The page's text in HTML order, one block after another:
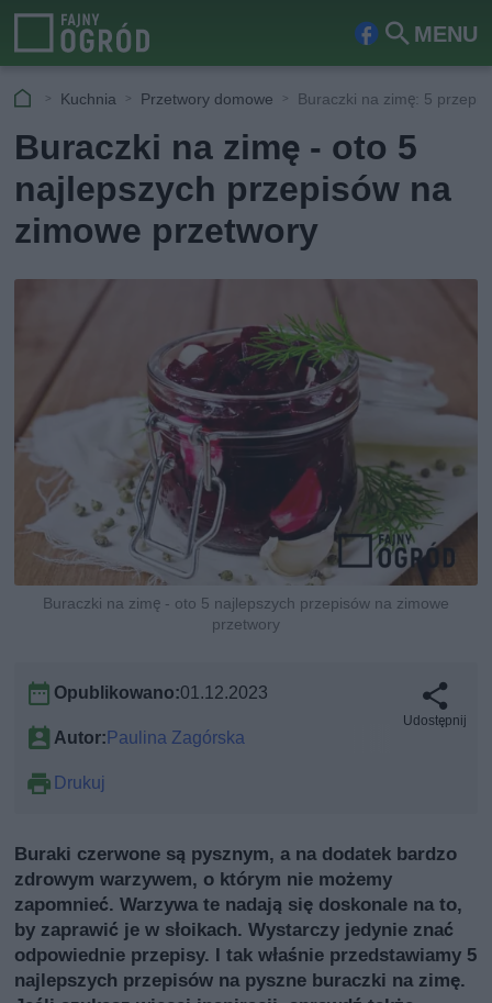
MENU
Fa
ook
Szu
kaj
Kuchnia Przetwory domowe Buraczki na zimę: 5
Buraczki na zimę - oto 5
najlepszych przepisów na
zimowe przetwory
Buraczki na zimę - oto 5 najlepszych przepisów na zimowe
przetwory
Opublikowano:01.12.2023
Autor: Paulina Zagórska
Drukuj
Udostępnij
Buraki czerwone są pysznym, a na dodatek bardzo
zdrowym warzywem, o którym nie możemy
zapomnieć. Warzywa te nadają się doskonale na to,
by zaprawić je w słoikach. Wystarczy jedynie znać
odpowiednie przepisy. I tak właśnie przedstawiamy 5
najlepszych przepisów na pyszne buraczki na zimę.